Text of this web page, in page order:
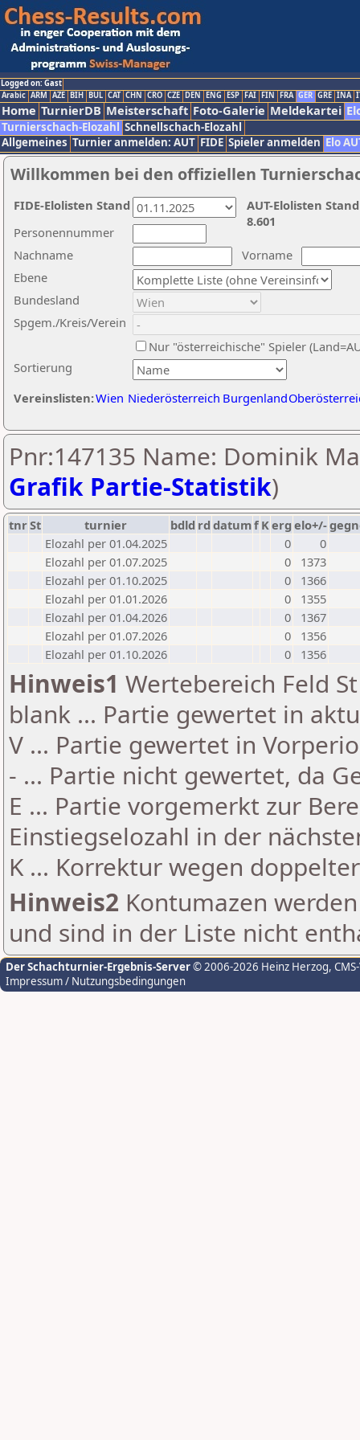
Logged on: Gast
Arabic ARM AZE BIH BUL CAT CHN CRO CZE DEN ENG ESP FAI FIN FRA GER GRE INA
Home TurnierDB Meisterschaft Foto-Galerie Meldekartei
Turnierschach-Elozahl Schnellschach-Elozahl
Allgemeines Turnier anmelden: AUT FIDE Spieler anmelden Elo
Willkommen bei den offiziellen
Nachname
Vorname
Ebene
Sortierung
Personennummer
Bundesland
Spgem./Kreis/Verein
Nur "österreichische" Spieler
Vereinslisten:Wien Niederösterreich Burgenland
AUT-Elolisten
8.601
FIDE-Elolisten Stand
Pnr:147135 Name: Dominik
Grafik Partie-Statistik)
tnrSt turnier bdld rd datumf Kerg elo+/-
Elozahl per 01.04.2025
0
0
Elozahl per 01.07.2025
0
1373
Elozahl per 01.10.2025
0
1366
Elozahl per 01.01.2026
0
1355
Elozahl per 01.04.2026
0
1367
Elozahl per 01.07.2026
0
1356
Elozahl per 01.10.2026
0 1356
Hinweis1 Wertebereich Feld
blank ... Partie gewertet in
V ... Partie gewertet in
- ... Partie nicht gewertet, da
E ... Partie vorgemerkt zur
Einstiegselozahl in der
K ... Korrektur wegen
Hinweis2 Kontumazen
und sind in der Liste nicht
Der Schachturnier-Ergebnis-Server© 2006-2026 Heinz Herzog,
Impressum / Nutzungsbedingungen